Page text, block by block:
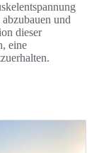
und
dieser
eine